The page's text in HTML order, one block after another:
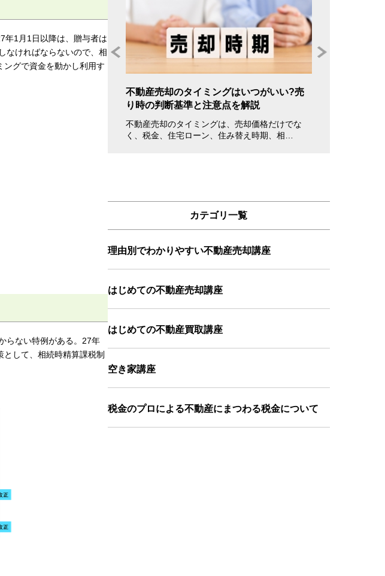
年1月1日以降は、贈与者は
なければならないので、相
グで資金を動かし利用す
らない特例がある。27年
して、相続時精算課税制
不動産売却のタイミングはいつがいい?売
り時の判断基準と注意点を解説
不動産売却のタイミングは、売却価格だけでな
く、税金、住宅ローン、住み替え時期、相…
カテゴリ一覧
理由別でわかりやすい不動産売却講座
はじめての不動産売却講座
はじめての不動産買取講座
空き家講座
税金のプロによる不動産にまつわる税金について